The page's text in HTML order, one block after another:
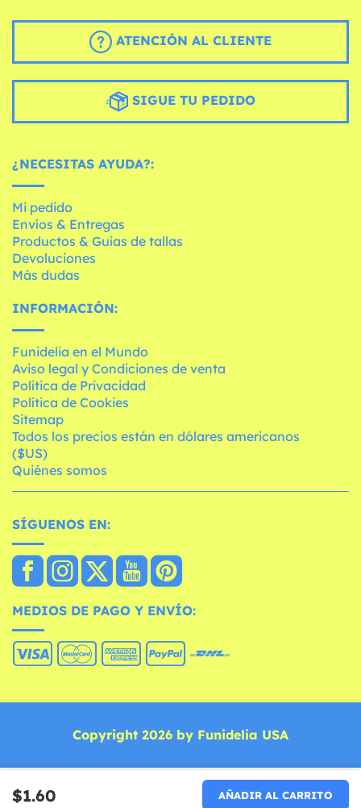
$1.60 AÑADIR AL CARRITO
ATENCIÓN AL CLIENTE
SIGUE TU PEDIDO
¿NECESITAS AYUDA?:
Mi pedido
Envíos & Entregas
Productos & Guías de tallas
Devoluciones
Más dudas
INFORMACIÓN:
Funidelia en el Mundo
Aviso legal y Condiciones de venta
Política de Privacidad
Política de Cookies
Sitemap
Todos los precios están en dólares americanos
($US)
Quiénes somos
SÍGUENOS EN:
MEDIOS DE PAGO Y ENVÍO:
Copyright 2026 by Funidelia USA